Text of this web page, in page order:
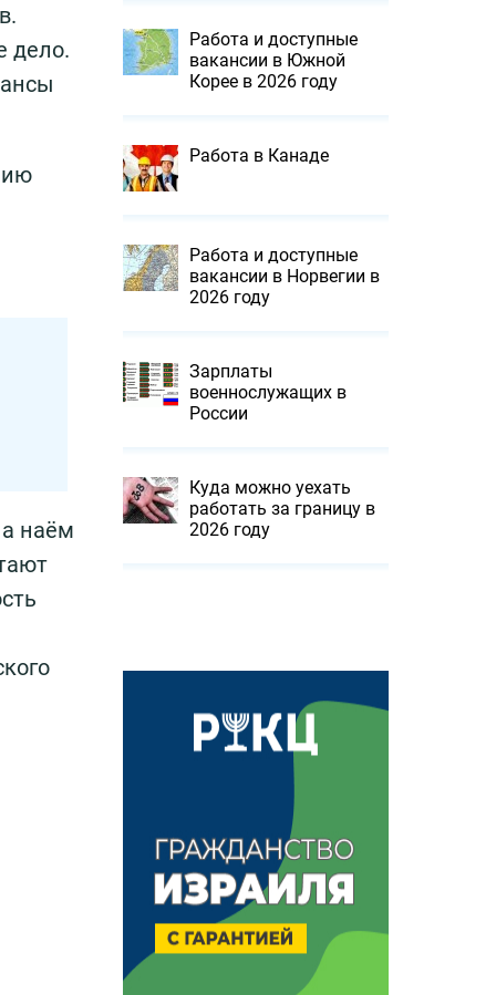
дело.
наём
Работа и доступные
вакансии в Южной
Корее в 2026 году
Работа в Канаде
Работа и доступные
вакансии в Норвегии в
2026 году
Зарплаты
военнослужащих в
России
Куда можно уехать
работать за границу в
2026 году